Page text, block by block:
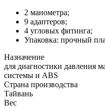
2 манометра;
9 адаптеров;
4 угловых фитинга;
Упаковка: прочный
Назначение
для диагностики давления
системы и ABS
Страна производства
Тайвань
Вес